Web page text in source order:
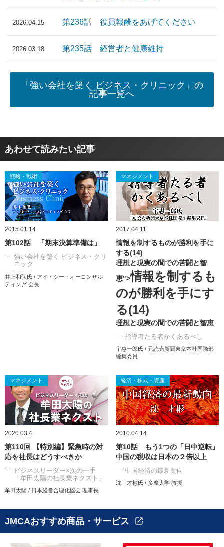
2026.04.15 第236話 役員報酬をあげてください
2026.03.18 第235話 経営者と健康維持
「強い会社を築く ビジネス・クリニック」の
記事一覧へ
あわせて読みたい記事
戦略・戦術
2015.01.14
第102話 「期末決算準備は」
強い会社を築く ビジネス・クリ
ニック
井上和弘氏 / アイ・シー・オーコンサル
ティング 会長
マネジメント
2017.04.11
情報を制するものが勝利を手に
する(14)
理想と現実の間での苦闘と智
恵">情報を制するも
のが勝利を手にす
る(14)
理想と現実の間での苦闘と智恵
指導者たる者かくあるべし
宇惠一郎氏 / 元読売新聞東京本社国際部
編集委員
マネジメント
2020.03.4
第110回 【特別編】緊急時の対
応を社長はどうすべきか
ビジネスリーダー×次の一手
「牟田太陽の社長業ネクスト」
牟田太陽 / 日本経営合理化協会 理事長
経済・株式・資産
2010.04.14
第10話 もう1つの「日中逆転」
中国の税収は日本の２倍以上
中国経済の最新動向
沈 才彬氏 / 多摩大学 教授
JMCAおすすめ商品・サービス open_in_new